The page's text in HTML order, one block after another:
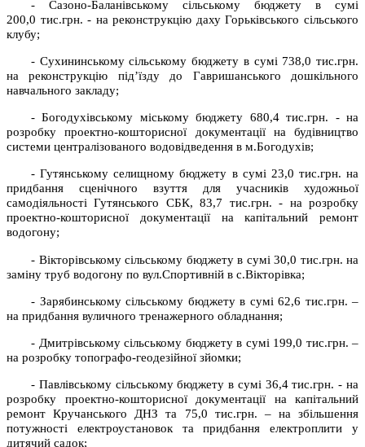
- Сазоно-Баланівському сільському бюджету в сумі
200,0 тис.грн. - на реконструкцію даху Горьківського сільського
клубу;
- Сухининському сільському бюджету в сумі 738,0 тис.грн.
на реконструкцію під’їзду до Гавришанського дошкільного
навчального закладу;
- Богодухівському міському бюджету 680,4 тис.грн. - на
розробку проектно-кошторисної документації на будівництво
системи централізованого водовідведення в м.Богодухів;
- Гутянському селищному бюджету в сумі 23,0 тис.грн. на
придбання сценічного взуття для учасників художньої
самодіяльності Гутянського СБК, 83,7 тис.грн. - на розробку
проектно-кошторисної документації на капітальний ремонт
водогону;
- Вікторівському сільському бюджету в сумі 30,0 тис.грн. на
заміну труб водогону по вул.Спортивній в с.Вікторівка;
- Зарябинському сільському бюджету в сумі 62,6 тис.грн. –
на придбання вуличного тренажерного обладнання;
- Дмитрівському сільському бюджету в сумі 199,0 тис.грн. –
на розробку топографо-геодезійної зйомки;
- Павлівському сільському бюджету в сумі 36,4 тис.грн. - на
розробку проектно-кошторисної документації на капітальний
ремонт Кручанського ДНЗ та 75,0 тис.грн. – на збільшення
потужності електроустановок та придбання електроплити у
дитячий садок;